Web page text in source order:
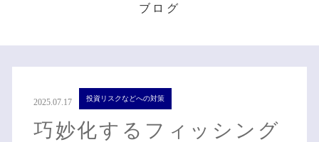
ブログ
2025.07.17 投資リスクなどへの対策
巧妙化するフィッシング